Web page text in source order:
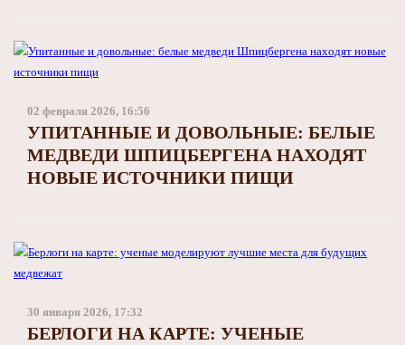
02 февраля 2026, 16:56
УПИТАННЫЕ И ДОВОЛЬНЫЕ: БЕЛЫЕ
МЕДВЕДИ ШПИЦБЕРГЕНА НАХОДЯТ
НОВЫЕ ИСТОЧНИКИ ПИЩИ
30 января 2026, 17:32
БЕРЛОГИ НА КАРТЕ: УЧЕНЫЕ